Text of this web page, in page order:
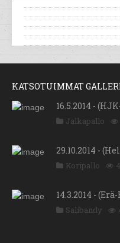
KATSOTUIMMAT
16.5.2014 -
Jalkapallo
29.10.2014 -
Koripallo
14.3.2014 -
Salibandy